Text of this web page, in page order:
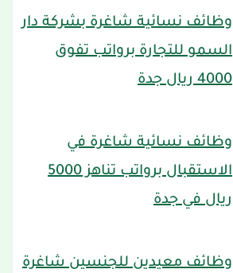
وظائف نسائية شاغرة بشركة دار
السمو للتجارة برواتب تفوق
4000 ريال جدة
وظائف نسائية شاغرة في
الاستقبال برواتب تناهز 5000
ريال في جدة
وظائف معيدين للجنسين شاغرة